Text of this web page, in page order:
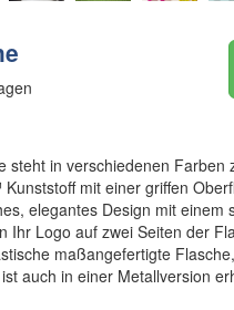
steht in verschiedenen Farben
mit einer griffen
elegantes Design mit einem
Ihr Logo auf zwei Seiten der
maßangefertigte
auch in einer Metallversion